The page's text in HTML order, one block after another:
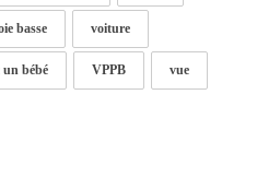
basse voiture
un bébé VPPB vue